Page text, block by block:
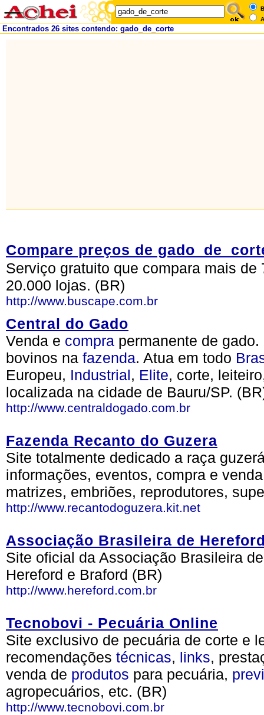
Encontrados 26 sites contendo: gado_de_corte
Compare preços de
Serviço gratuito que compara mais
20.000 lojas. (BR)
http://www.buscape.com.br
Central do Gado
Venda e compra permanente de
bovinos na fazenda. Atua em todo
Europeu, Industrial, Elite, corte,
localizada na cidade de Bauru/SP.
http://www.centraldogado.com.br
Fazenda Recanto do Guzera
Site totalmente dedicado a raça
informações, eventos, compra e
matrizes, embriões, reprodutores,
http://www.recantodoguzera.kit.net
Associação Brasileira de
Site oficial da Associação Brasileira
Hereford e Braford (BR)
http://www.hereford.com.br
Tecnobovi - Pecuária Online
Site exclusivo de pecuária de corte e
recomendações técnicas, links,
venda de produtos para pecuária,
agropecuários, etc. (BR)
http://www.tecnobovi.com.br